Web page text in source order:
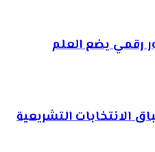
رقمي يضع العلم
الانتخابات التشريعية